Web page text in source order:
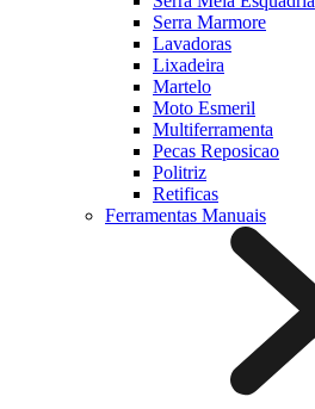
Serra Marmore
Lavadoras
Lixadeira
Martelo
Moto Esmeril
Multiferramenta
Pecas Reposicao
Politriz
Retificas
Ferramentas Manuais